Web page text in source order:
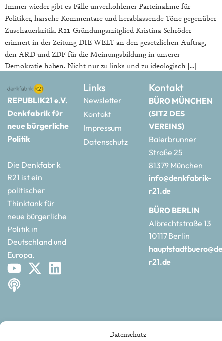
Datenschutz
Immer wieder gibt es Fälle unverhohlener Parteinahme für
Politiker, harsche Kommentare und herablassende Töne gegenüber
Zuschauerkritik. R21-Gründungsmitglied Kristina Schröder
erinnert in der Zeitung DIE WELT an den gesetzlichen Auftrag,
den ARD und ZDF für die Meinungsbildung in unserer
Demokratie haben. Nicht nur zu links und zu ideologisch […]
REPUBLIK21 e.V.
Denkfabrik für
neue bürgerliche
Politik
Die Denkfabrik
R21 ist ein
politischer
Thinktank für
neue bürgerliche
Politik in
Deutschland und
Europa.
Links
Newsletter
Kontakt
Impressum
Datenschutz
Kontakt
BÜRO MÜNCHEN
(SITZ DES
VEREINS)
Baierbrunner
Straße 25
81379 München
info@denkfabrik-
r21.de
BÜRO BERLIN
Albrechtstraße 13
10117 Berlin
r21.de
©2025 | REPUBLIK21 e.V. | Denkfabrik für neue bürgerliche